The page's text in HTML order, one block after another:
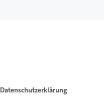
Datenschutzerklärung